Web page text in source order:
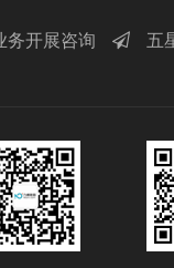
务开展咨询 五